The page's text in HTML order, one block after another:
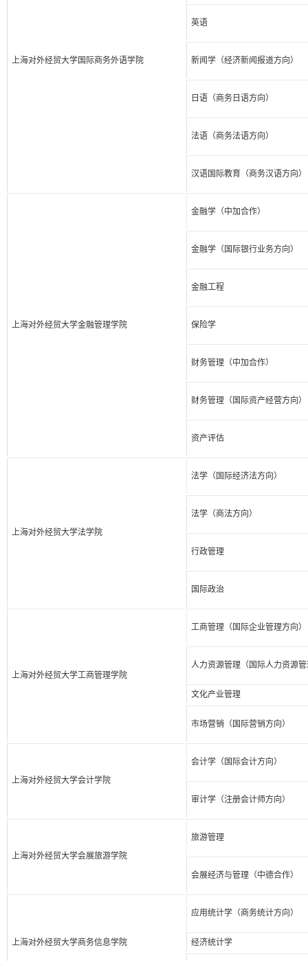
上海对外经贸大学国际商务外语学院
英语
新闻学（经济新闻报道方向）
日语（商务日语方向）
法语（商务法语方向）
汉语国际教育（商务汉语方向）
上海对外经贸大学金融管理学院
金融学（中加合作）
金融学（国际银行业务方向）
金融工程
保险学
财务管理（中加合作）
财务管理（国际资产经营方向）
资产评估
上海对外经贸大学法学院
法学（国际经济法方向）
法学（商法方向）
行政管理
国际政治
上海对外经贸大学工商管理学院
工商管理（国际企业管理方向）
人力资源管理（国际人力资源
文化产业管理
市场营销（国际营销方向）
上海对外经贸大学会计学院
会计学（国际会计方向）
审计学（注册会计师方向）
上海对外经贸大学会展旅游学院
旅游管理
会展经济与管理（中德合作）
上海对外经贸大学商务信息学院
应用统计学（商务统计方向）
经济统计学